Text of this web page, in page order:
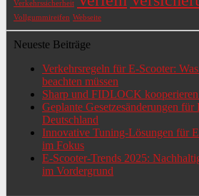
Verkehrssicherheit
Vollgummireifen Webseite
Neueste Beiträge
Verkehrsregeln für E-Scooter:
beachten müssen
Sharp und FIDLOCK
Geplante Gesetzesänderungen für
Deutschland
Innovative Tuning-Lösungen für
im Fokus
E-Scooter-Trends 2025:
im Vordergrund